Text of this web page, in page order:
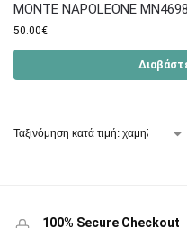
MONTE NAPOLEONE
50.00€
100% Secure Checkout